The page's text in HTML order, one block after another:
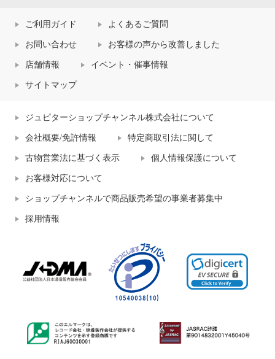
ご利用ガイド よくあるご質問
お問い合わせ お客様の声から改善しました
店舗情報 イベント・催事情報
サイトマップ
ジュピターショップチャンネル株式会社について
会社概要/免許情報 特定商取引法に関して
古物営業法に基づく表示 個人情報保護について
お客様対応について
ショップチャンネルで商品販売希望の事業者募集中
採用情報